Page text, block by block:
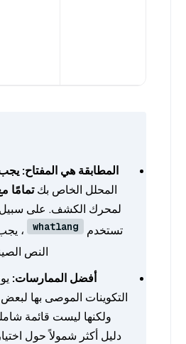
المطابقة هي المفتاح:
المحلل الخاص بكتمامًا
لمحرك الكشف. على سبيل
تستخدم
whatlang
،
النص
أفضل الممارسات:
التكوينات الموصى بها لبعض
ولكنها ليست قائمة
دليل أكثر شمولاً حول